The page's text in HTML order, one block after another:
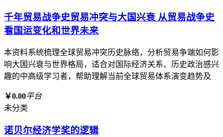
千年贸易战争史贸易冲突与大国兴衰 从贸易战争史
看国运变化和世界未来
本资料系统梳理全球贸易冲突历史脉络，分析贸易争端如何影
响大国兴衰与世界格局，适合对国际经济关系、历史政治感兴
趣的中高级学习者，帮助理解当前全球贸易体系演变趋势及
￥0.00平台
未分类
诺贝尔经济学奖的逻辑